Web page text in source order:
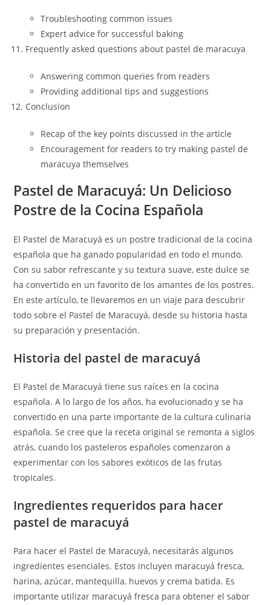
Troubleshooting common issues
Expert advice for successful baking
Frequently asked questions about pastel de maracuya
Answering common queries from readers
Providing additional tips and suggestions
Conclusion
Recap of the key points discussed in the article
Encouragement for readers to try making pastel de
maracuya themselves
Pastel de Maracuyá: Un Delicioso
Postre de la Cocina Española
El Pastel de Maracuyá es un postre tradicional de la cocina
española que ha ganado popularidad en todo el mundo.
Con su sabor refrescante y su textura suave, este dulce se
ha convertido en un favorito de los amantes de los postres.
En este artículo, te llevaremos en un viaje para descubrir
todo sobre el Pastel de Maracuyá, desde su historia hasta
su preparación y presentación.
Historia del pastel de maracuyá
El Pastel de Maracuyá tiene sus raíces en la cocina
española. A lo largo de los años, ha evolucionado y se ha
convertido en una parte importante de la cultura culinaria
española. Se cree que la receta original se remonta a siglos
atrás, cuando los pasteleros españoles comenzaron a
experimentar con los sabores exóticos de las frutas
tropicales.
Ingredientes requeridos para hacer
pastel de maracuyá
Para hacer el Pastel de Maracuyá, necesitarás algunos
ingredientes esenciales. Estos incluyen maracuyá fresca,
harina, azúcar, mantequilla, huevos y crema batida. Es
importante utilizar maracuyá fresca para obtener el sabor